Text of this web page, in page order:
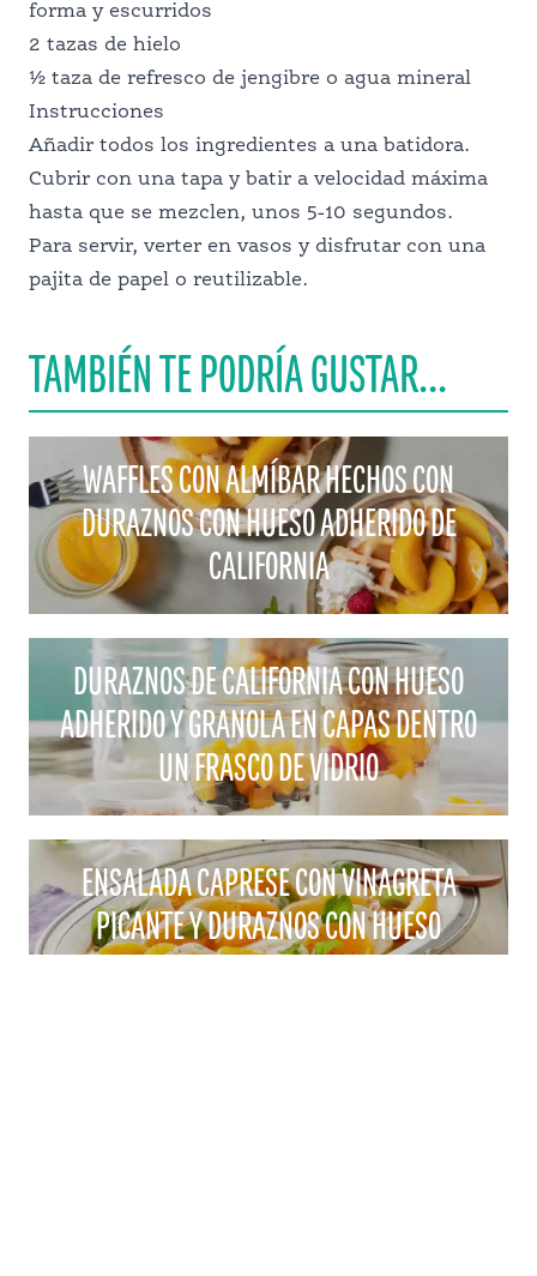
forma y escurridos
2 tazas de hielo
½ taza de refresco de jengibre o agua mineral
Instrucciones
Añadir todos los ingredientes a una batidora.
Cubrir con una tapa y batir a velocidad máxima
hasta que se mezclen, unos 5-10 segundos.
Para servir, verter en vasos y disfrutar con una
pajita de papel o reutilizable.
TAMBIÉN TE PODRÍA GUSTAR...
WAFFLES CON ALMÍBAR HECHOS CON
DURAZNOS CON HUESO ADHERIDO DE
CALIFORNIA
DURAZNOS DE CALIFORNIA CON HUESO
ADHERIDO Y GRANOLA EN CAPAS DENTRO
UN FRASCO DE VIDRIO
ENSALADA CAPRESE CON VINAGRETA
PICANTE Y DURAZNOS CON HUESO